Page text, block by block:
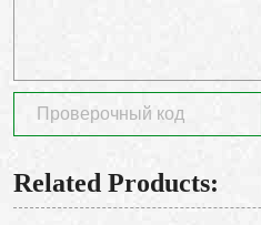
Related Products: